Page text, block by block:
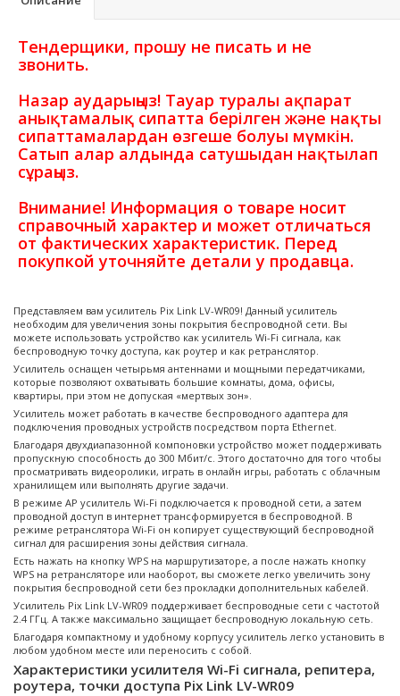
Тендерщики, прошу не писать и не
звонить.
Назар аударыңыз! Тауар туралы ақпарат
анықтамалық сипатта берілген және нақты
сипаттамалардан өзгеше болуы мүмкін.
Сатып алар алдында сатушыдан нақтылап
сұраңыз.
Внимание! Информация о товаре носит
справочный характер и может отличаться
от фактических характеристик. Перед
покупкой уточняйте детали у продавца.
Представляем вам усилитель Pix Link LV-WR09! Данный усилитель
необходим для увеличения зоны покрытия беспроводной сети. Вы
можете использовать устройство как усилитель Wi-Fi сигнала, как
беспроводную точку доступа, как роутер и как ретранслятор.
Усилитель оснащен четырьмя антеннами и мощными передатчиками,
которые позволяют охватывать большие комнаты, дома, офисы,
квартиры, при этом не допуская «мертвых зон».
Усилитель может работать в качестве беспроводного адаптера для
подключения проводных устройств посредством порта Ethernet.
Благодаря двухдиапазонной компоновки устройство может поддерживать
пропускную способность до 300 Мбит/с. Этого достаточно для того чтобы
просматривать видеоролики, играть в онлайн игры, работать с облачным
хранилищем или выполнять другие задачи.
В режиме AP усилитель Wi-Fi подключается к проводной сети, а затем
проводной доступ в интернет трансформируется в беспроводной. В
режиме ретранслятора Wi-Fi он копирует существующий беспроводной
сигнал для расширения зоны действия сигнала.
Есть нажать на кнопку WPS на маршрутизаторе, а после нажать кнопку
WPS на ретрансляторе или наоборот, вы сможете легко увеличить зону
покрытия беспроводной сети без прокладки дополнительных кабелей.
Усилитель Pix Link LV-WR09 поддерживает беспроводные сети с частотой
2.4 ГГц. А также максимально защищает беспроводную локальную сеть.
Благодаря компактному и удобному корпусу усилитель легко установить в
любом удобном месте или переносить с собой.
Характеристики усилителя Wi-Fi сигнала, репитера,
роутера, точки доступа Pix Link LV-WR09